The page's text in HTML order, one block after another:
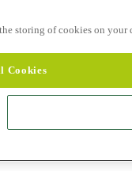
storing of cookies on your
Cookies